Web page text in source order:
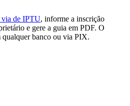
via de IPTU, informe a inscrição
e gere a guia em PDF. O
qualquer banco ou via PIX.